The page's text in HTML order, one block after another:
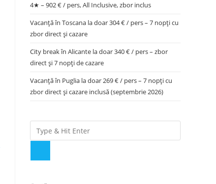
4★ – 902 € / pers, All Inclusive, zbor inclus
Vacanță în Toscana la doar 304 € / pers – 7 nopți cu
zbor direct și cazare
City break în Alicante la doar 340 € / pers – zbor
direct și 7 nopți de cazare
Vacanță în Puglia la doar 269 € / pers – 7 nopți cu
zbor direct și cazare inclusă (septembrie 2026)